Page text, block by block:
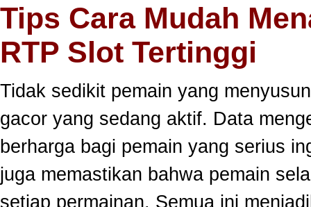
Tips Cara Mudah
RTP Slot Tertinggi
Tidak sedikit pemain yang
gacor yang sedang aktif. Data
berharga bagi pemain yang serius
juga memastikan bahwa pemain
setiap permainan. Semua ini